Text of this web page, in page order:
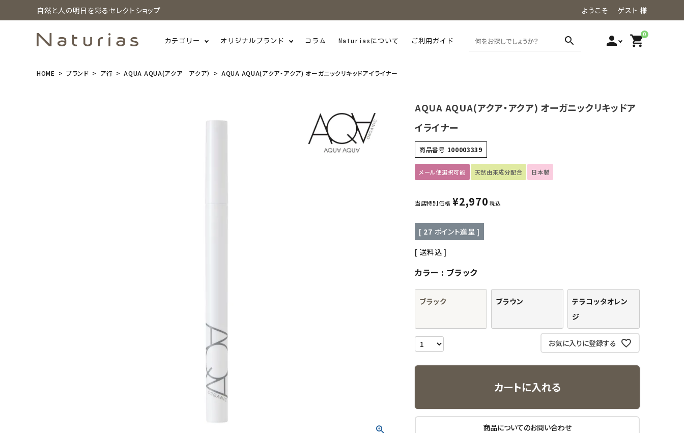
自然と人の明日を彩るセレクトショップ ようこそ ゲスト 様
カテゴリー オリジナルブランド コラム Naturiasについて ご利用ガイド search person 0
shopping_cart
search
HOME ブランド ア行 AQUA AQUA(アクア アクア） AQUA AQUA(アクア・アクア) オーガニックリキッドアイライナー
AQUA AQUA(アクア・アクア) オーガニックリキッドア
イライナー
商品番号 100003339
メール便選択可能 天然由来成分配合 日本製
当店特別価格 ¥2,970 税込
[ 27 ポイント進呈 ]
送料込
カラー ブラック
ブラック ブラウン
テラコッタオレン
ジ
お気に入りに登録する
カートに入れる
商品についてのお問い合わせ